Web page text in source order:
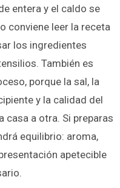
entera y el caldo se
conviene leer la receta
los ingredientes
También es
porque la sal, la
y la calidad del
casa a otra. Si preparas
equilibrio: aroma,
apetecible